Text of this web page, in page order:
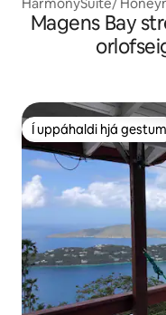
Magens Bay
Í uppáhaldi hjá gestum
Í uppáhaldi hjá gestum